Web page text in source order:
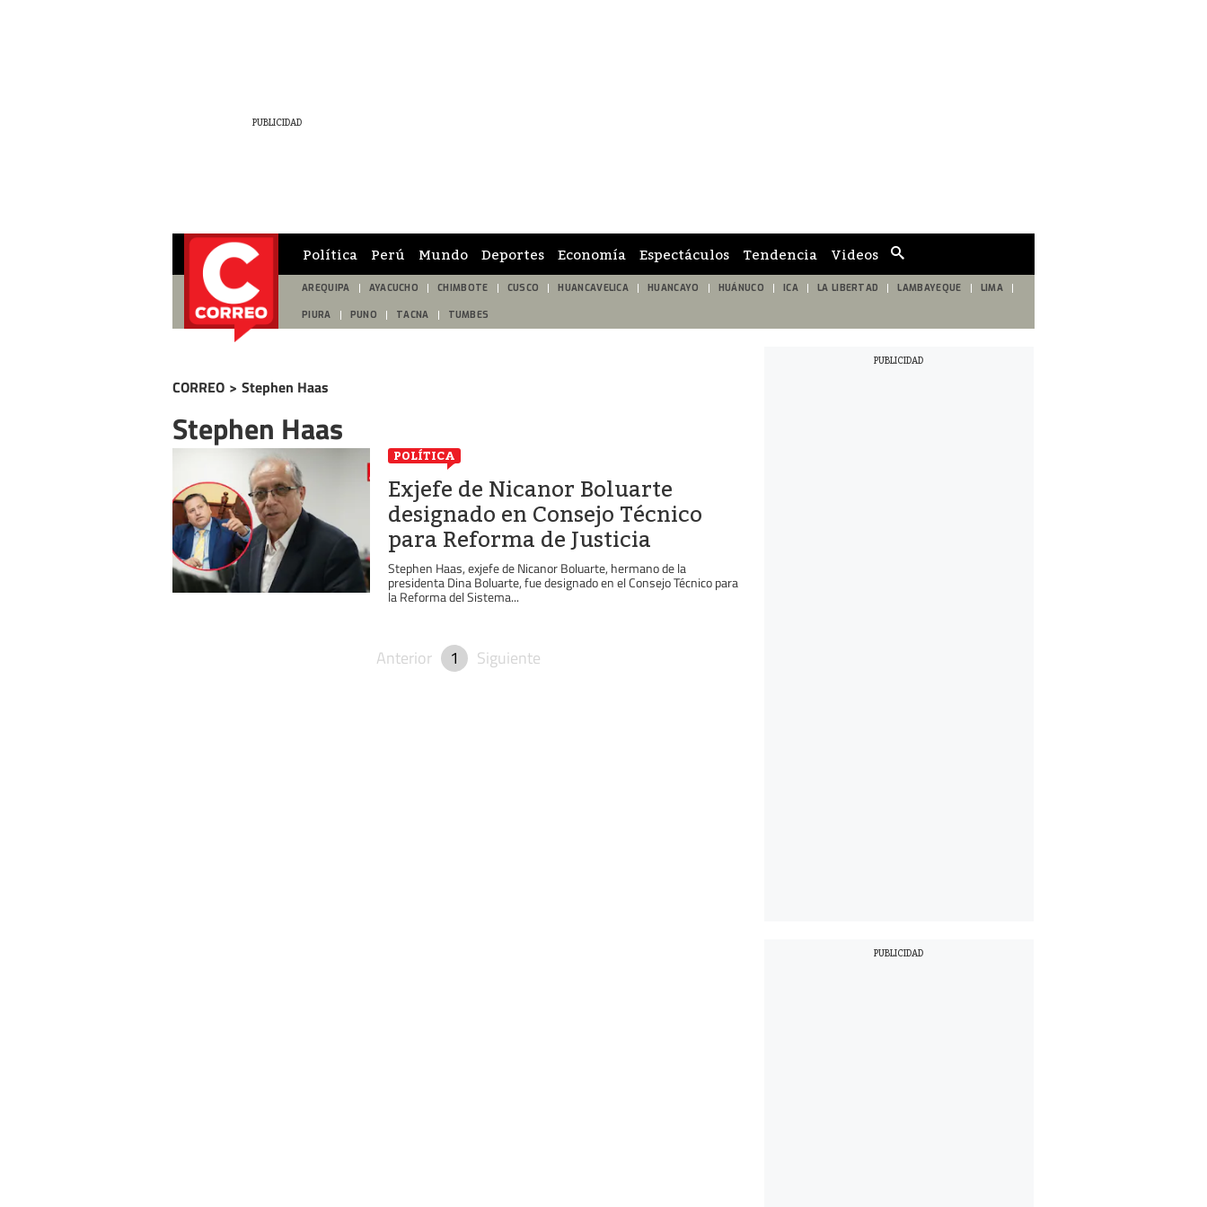
de
búsqueda
Política Perú Mundo Deportes Economía Espectáculos Tendencia Videos
AREQUIPA AYACUCHO CHIMBOTE CUSCO HUANCAVELICA HUANCAYO HUÁNUCO ICA LA LIBERTAD LAMBAYEQUE LIMA
PIURA PUNO TACNA TUMBES
CORREO > Stephen Haas
Stephen Haas
POLÍTICA
Exjefe de Nicanor Boluarte
designado en Consejo Técnico
para Reforma de Justicia
Stephen Haas, exjefe de Nicanor Boluarte, hermano de la
presidenta Dina Boluarte, fue designado en el Consejo Técnico para
la Reforma del Sistema...
Anterior 1 Siguiente